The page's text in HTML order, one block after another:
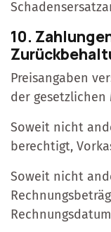
10.
Preisangaben
der gesetzlichen
Soweit nicht
berechtigt,
Soweit nicht